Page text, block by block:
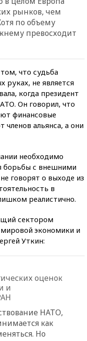
рынков, чем
по объему
превосходит
что судьба
руках, не является
когда президент
Он говорил, что
финансовые
альянса, а они
необходимо
борьбы с внешними
говорят о выходе из
в
реалистично.
сектором
мировой экономики и
Уткин:
оценок
и
НАТО,
как
Но